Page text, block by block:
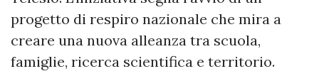
progetto di respiro nazionale che mira a
creare una nuova alleanza tra scuola,
famiglie, ricerca scientifica e territorio.